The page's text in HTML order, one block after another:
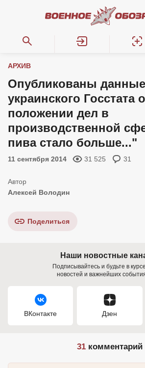
АРХИВ
Опубликованы данные
украинского Госстата о
положении дел в
производственной
пива стало больше..."
11 сентября 2014 31 525 31
Алексей Володин
Поделиться
Наши новостные
Подписывайтесь и будьте в
новостей и важнейших
ВКонтакте Дзен
31 комментарий